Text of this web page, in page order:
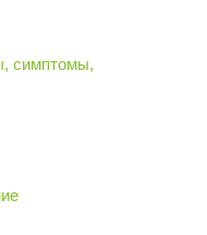
симптомы,